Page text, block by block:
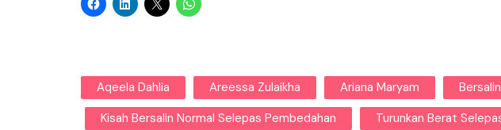
Aqeela Dahlia Areessa Zulaikha Ariana Maryam
Kisah Bersalin Normal Selepas Pembedahan
Turunkan Berat